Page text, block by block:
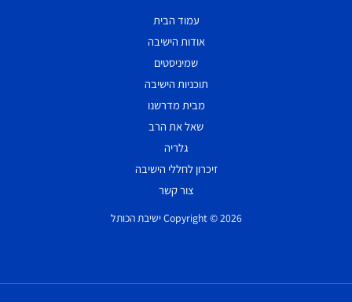
עמוד הבית
אודות הישיבה
שמיניסטים
תוכניות הישיבה
מבית מדרשנו
שאל את הרב
גלריה
זיכרון לחללי הישיבה
צור קשר
Copyright © 2026 ישיבת הכותל